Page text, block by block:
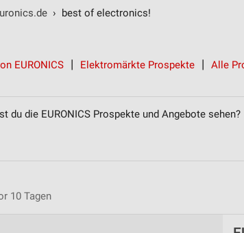
› best of electronics!
EURONICS Elektromärkte Prospekte Alle
du die EURONICS Prospekte und Angebote sehen?
10 Tagen